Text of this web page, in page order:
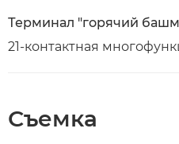
Терминал "горячий
21-контактная
Съемка